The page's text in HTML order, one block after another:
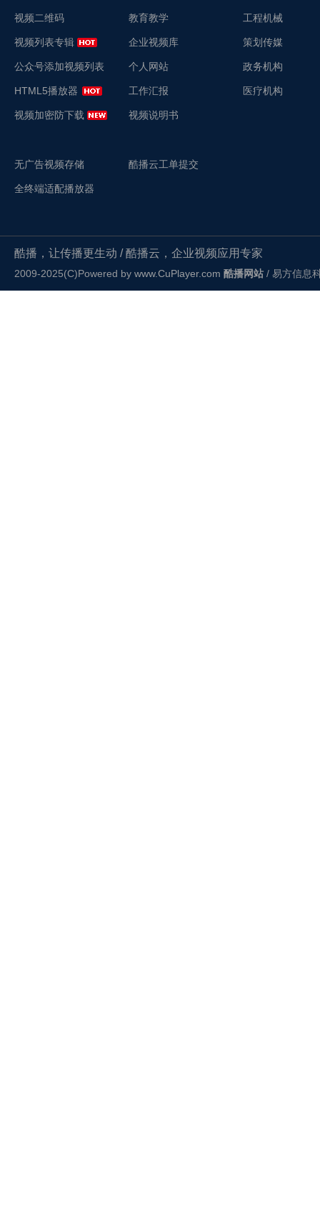
视频二维码
视频列表专辑
公众号添加视频列表
HTML5播放器
视频加密防下载
无广告视频存储
全终端适配播放器
教育教学
企业视频库
个人网站
工作汇报
视频说明书
酷播云工单提交
工程机械
策划传媒
政务机构
医疗机构
酷播，让传播更生动 / 酷播云，企业视频应用专家
2009-2025(C)Powered by www.CuPlayer.com 酷播网站 / 易方信息